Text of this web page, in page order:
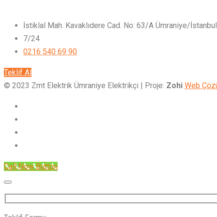
İstiklal Mah. Kavaklıdere Cad. No: 63/A Ümraniye/İstanbul
7/24
0216 540 69 90
Teklif Al
© 2023 Zmt Elektrik Ümraniye Elektrikçi | Proje: Zohi Web
Call Now Button